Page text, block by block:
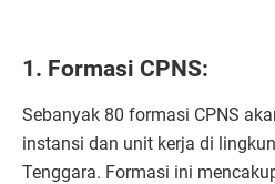
1. Formasi CPNS:
Sebanyak 80 formasi CPNS
instansi dan unit kerja di
Tenggara. Formasi ini